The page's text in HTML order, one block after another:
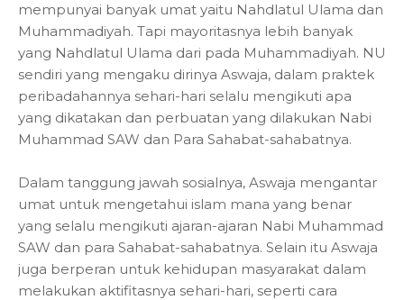
mempunyai banyak umat yaitu Nahdlatul Ulama dan
Muhammadiyah. Tapi mayoritasnya lebih banyak
yang Nahdlatul Ulama dari pada Muhammadiyah. NU
sendiri yang mengaku dirinya Aswaja, dalam praktek
peribadahannya sehari-hari selalu mengikuti apa
yang dikatakan dan perbuatan yang dilakukan Nabi
Muhammad SAW dan Para Sahabat-sahabatnya.
Dalam tanggung jawah sosialnya, Aswaja mengantar
umat untuk mengetahui islam mana yang benar
yang selalu mengikuti ajaran-ajaran Nabi Muhammad
SAW dan para Sahabat-sahabatnya. Selain itu Aswaja
juga berperan untuk kehidupan masyarakat dalam
melakukan aktifitasnya sehari-hari, seperti cara